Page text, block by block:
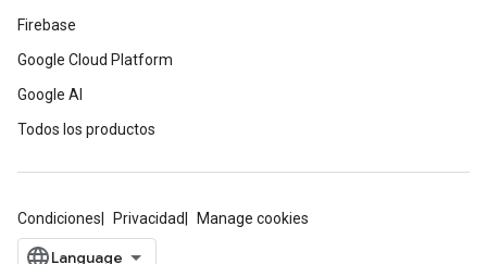
Firebase
Google Cloud Platform
Google AI
Todos los productos
Condiciones Privacidad Manage cookies